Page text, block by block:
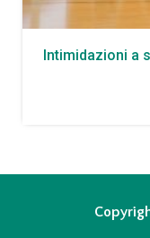
Intimidazioni a